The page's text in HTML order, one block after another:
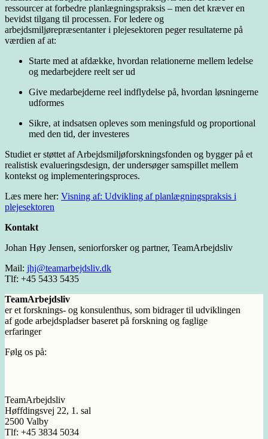
ressourcer at forbedre planlægningspraksis – men det kræver en
bevidst tilgang til processen. For ledere og
arbejdsmiljørepræsentanter i plejesektoren peger resultaterne på
værdien af at:
Starte med at afdække, hvordan relationerne mellem ledelse
og medarbejdere reelt ser ud
Give medarbejderne reel indflydelse på, hvordan løsningerne
udformes
Sikre, at indsatsen opleves som meningsfuld og proportional
med den tid, der investeres
Studiet er støttet af Arbejdsmiljøforskningsfonden og bygger på et
realistisk evalueringsdesign, der undersøger samspillet mellem
kontekst og implementeringsproces.
Læs mere her: Visning af: Udvikling af planlægningspraksis i
plejesektoren
Kontakt
Johan Høy Jensen, seniorforsker og partner, TeamArbejdsliv
Mail: jhj@teamarbejdsliv.dk
Tlf: +45 5433 5435
TeamArbejdsliv
er et forsknings- og konsulenthus, som bidrager til udviklingen
af gode arbejdspladser baseret på forskning og faglige
erfaringer
Følg os på:
TeamArbejdsliv
Høffdingsvej 22, 1. sal
2500 Valby
Tlf: +45 3834 5034